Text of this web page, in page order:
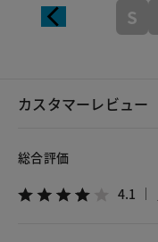
S
カスタマーレビュー
総合評価
4.1